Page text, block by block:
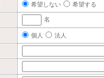
希望しない 希望する
名
個人 法人